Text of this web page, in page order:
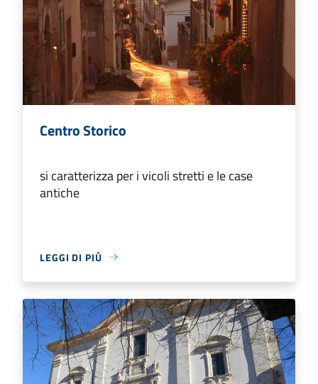
Centro Storico
si caratterizza per i vicoli stretti e le case
antiche
LEGGI DI PIÙ